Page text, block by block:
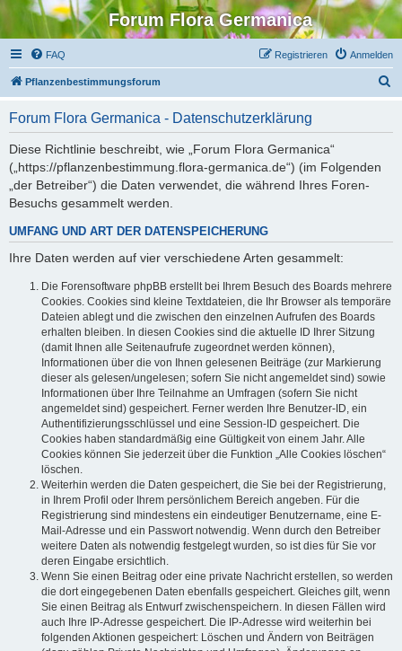
Forum Flora Germanica
FAQ Anmelden
Registrieren
Pflanzenbestimmungsforum
Forum Flora Germanica - Datenschutzerklärung
Diese Richtlinie beschreibt, wie „Forum Flora Germanica“
(„https://pflanzenbestimmung.flora-germanica.de“) (im Folgenden
„der Betreiber“) die Daten verwendet, die während Ihres Foren-
Besuchs gesammelt werden.
UMFANG UND ART DER DATENSPEICHERUNG
Ihre Daten werden auf vier verschiedene Arten gesammelt:
Die Forensoftware phpBB erstellt bei Ihrem Besuch des Boards mehrere
Cookies. Cookies sind kleine Textdateien, die Ihr Browser als temporäre
Dateien ablegt und die zwischen den einzelnen Aufrufen des Boards
erhalten bleiben. In diesen Cookies sind die aktuelle ID Ihrer Sitzung
(damit Ihnen alle Seitenaufrufe zugeordnet werden können),
Informationen über die von Ihnen gelesenen Beiträge (zur Markierung
dieser als gelesen/ungelesen; sofern Sie nicht angemeldet sind) sowie
Informationen über Ihre Teilnahme an Umfragen (sofern Sie nicht
angemeldet sind) gespeichert. Ferner werden Ihre Benutzer-ID, ein
Authentifizierungsschlüssel und eine Session-ID gespeichert. Die
Cookies haben standardmäßig eine Gültigkeit von einem Jahr. Alle
Cookies können Sie jederzeit über die Funktion „Alle Cookies löschen“
löschen.
Weiterhin werden die Daten gespeichert, die Sie bei der Registrierung,
in Ihrem Profil oder Ihrem persönlichem Bereich angeben. Für die
Registrierung sind mindestens ein eindeutiger Benutzername, eine E-
Mail-Adresse und ein Passwort notwendig. Wenn durch den Betreiber
weitere Daten als notwendig festgelegt wurden, so ist dies für Sie vor
deren Eingabe ersichtlich.
Wenn Sie einen Beitrag oder eine private Nachricht erstellen, so werden
die dort eingegebenen Daten ebenfalls gespeichert. Gleiches gilt, wenn
Sie einen Beitrag als Entwurf zwischenspeichern. In diesen Fällen wird
auch Ihre IP-Adresse gespeichert. Die IP-Adresse wird weiterhin bei
folgenden Aktionen gespeichert: Löschen und Ändern von Beiträgen